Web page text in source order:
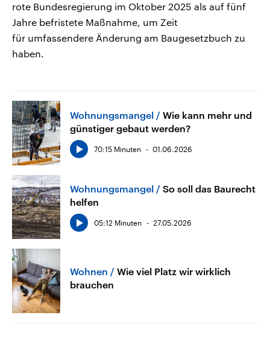
rote Bundesregierung im Oktober 2025 als auf fünf
Jahre befristete Maßnahme, um Zeit
für umfassendere Änderung am Baugesetzbuch zu
haben.
Wohnungsmangel
Wie kann mehr und
günstiger gebaut werden?
70:15 Minuten 01.06.2026
Wohnungsmangel
So soll das Baurecht
helfen
05:12 Minuten 27.05.2026
Wohnen
Wie viel Platz wir wirklich
brauchen